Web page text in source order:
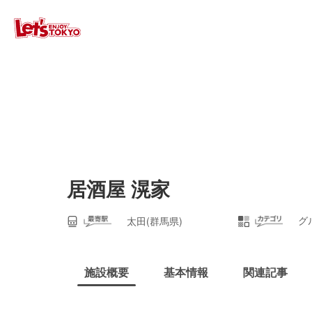
居酒屋 滉家
太田(群馬県) グ
施設概要 基本情報 関連記事